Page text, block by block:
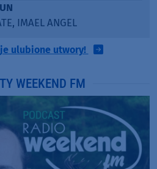
(SAVE ME)
KEEF
ulubione utwory!
WEEKEND FM